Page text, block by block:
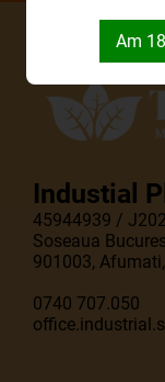
Industial
45944939 /
Soseaua
901003,
0740 707.050
Am